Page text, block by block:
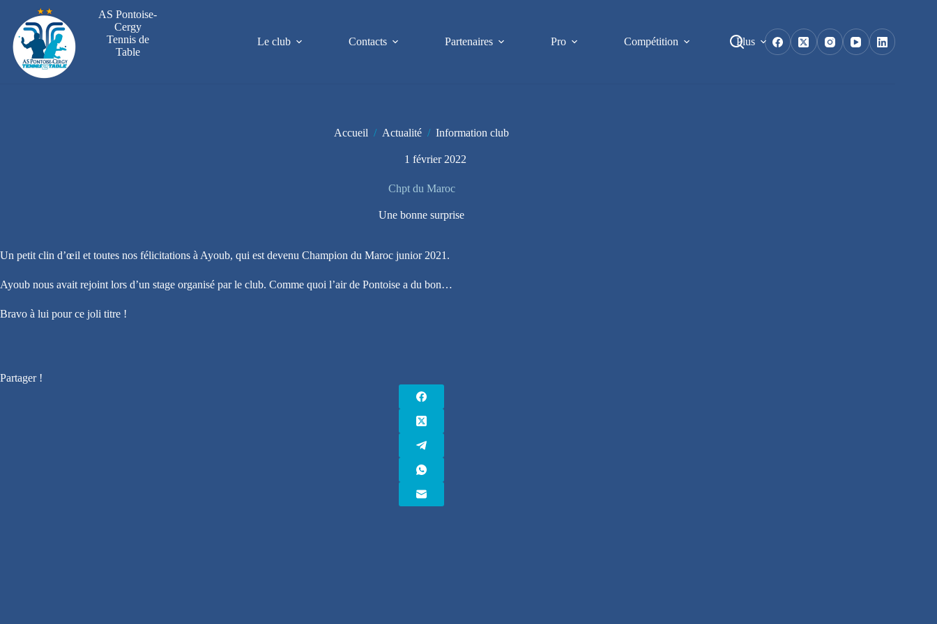
contenu
AS Pontoise-
Cergy
Tennis de
Table
Le club Contacts Partenaires Pro Compétition Plus
Accueil / Actualité / Information club
1 février 2022
Chpt du Maroc
Une bonne surprise
Un petit clin d’œil et toutes nos félicitations à Ayoub, qui est devenu Champion du Maroc junior 2021.
Ayoub nous avait rejoint lors d’un stage organisé par le club. Comme quoi l’air de Pontoise a du bon…
Bravo à lui pour ce joli titre !
Partager !